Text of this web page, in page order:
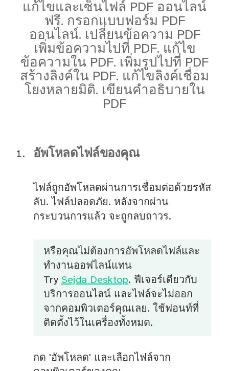
แก้ไขและเซ็นไฟล์ PDF ออนไลน์
ฟรี. กรอกแบบฟอร์ม PDF
ออนไลน์. เปลี่ยนข้อความ PDF
เพิ่มข้อความไปที่ PDF. แก้ไข
ข้อความใน PDF. เพิ่มรูปไปที่ PDF
สร้างลิงค์ใน PDF. แก้ไขลิงค์เชื่อม
โยงหลายมิติ. เขียนคำอธิบายใน
PDF
อัพโหลดไฟล์ของคุณ
ไฟล์ถูกอัพโหลดผ่านการเชื่อมต่อด้วยรหัส
ลับ. ไฟล์ปลอดภัย. หลังจากผ่าน
กระบวนการแล้ว จะถูกลบถาวร.
หรือคุณไม่ต้องการอัพโหลดไฟล์และ
ทำงานออฟไลน์แทน
Try Sejda Desktop. ฟีเจอร์เดียวกับ
บริการออนไลน์ และไฟล์จะไม่ออก
จากคอมพิวเตอร์คุณเลย. ใช้ฟอนท์ที่
ติดตั้งไว้ในเครื่องทั้งหมด.
กด 'อัพโหลด' และเลือกไฟล์จาก